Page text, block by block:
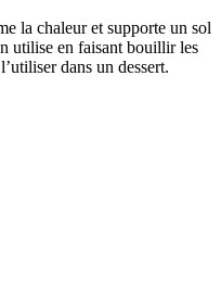
la chaleur et supporte un sol
utilise en faisant bouillir les
dans un dessert.